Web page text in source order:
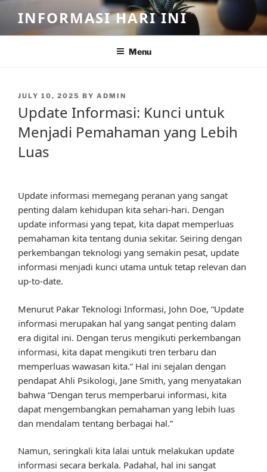
content
INFORMASI HARI INI
Menu
POSTED
JULY 10, 2025 BY ADMIN
Update Informasi: Kunci untuk
Menjadi Pemahaman yang Lebih
Luas
Update informasi memegang peranan yang sangat
penting dalam kehidupan kita sehari-hari. Dengan
update informasi yang tepat, kita dapat memperluas
pemahaman kita tentang dunia sekitar. Seiring dengan
perkembangan teknologi yang semakin pesat, update
informasi menjadi kunci utama untuk tetap relevan dan
up-to-date.
Menurut Pakar Teknologi Informasi, John Doe, “Update
informasi merupakan hal yang sangat penting dalam
era digital ini. Dengan terus mengikuti perkembangan
informasi, kita dapat mengikuti tren terbaru dan
memperluas wawasan kita.” Hal ini sejalan dengan
pendapat Ahli Psikologi, Jane Smith, yang menyatakan
bahwa “Dengan terus memperbarui informasi, kita
dapat mengembangkan pemahaman yang lebih luas
dan mendalam tentang berbagai hal.”
Namun, seringkali kita lalai untuk melakukan update
informasi secara berkala. Padahal, hal ini sangat